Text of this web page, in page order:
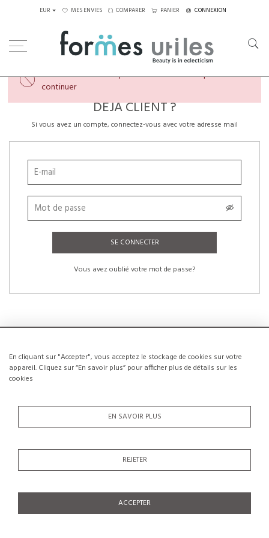
En cliquant sur "Accepter", vous acceptez le stockage de cookies sur votre
appareil. Cliquez sur “En savoir plus” pour afficher plus de détails sur les
cookies
EN SAVOIR PLUS
REJETER
ACCEPTER
EUR MES ENVIES COMPARER PANIER CONNEXION
Veuillez créer un compte ou vous connecter pour
continuer
DÉJÀ CLIENT ?
Si vous avez un compte, connectez-vous avec votre adresse mail
SE CONNECTER
Vous avez oublié votre mot de passe?
NOUVEAUX CLIENTS
La création d’un compte a de nombreux avantages: sauvegarder la liste de vos
CRÉER UN COMPTE